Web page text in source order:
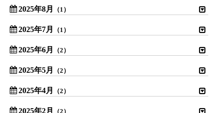
2025年8月 （1）
2025年7月 （1）
2025年6月 （2）
2025年5月 （2）
2025年4月 （2）
2025年2月 （2）